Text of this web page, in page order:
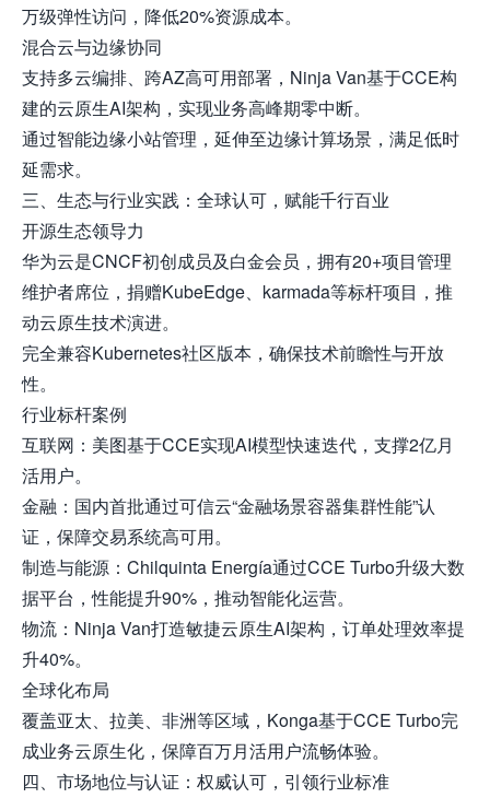
万级弹性访问，降低20%资源成本。
混合云与边缘协同
支持多云编排、跨AZ高可用部署，Ninja Van基于CCE构
建的云原生AI架构，实现业务高峰期零中断。
通过智能边缘小站管理，延伸至边缘计算场景，满足低时
延需求。
三、生态与行业实践：全球认可，赋能千行百业
开源生态领导力
华为云是CNCF初创成员及白金会员，拥有20+项目管理
维护者席位，捐赠KubeEdge、karmada等标杆项目，推
动云原生技术演进。
完全兼容Kubernetes社区版本，确保技术前瞻性与开放
性。
行业标杆案例
互联网：美图基于CCE实现AI模型快速迭代，支撑2亿月
活用户。
金融：国内首批通过可信云“金融场景容器集群性能”认
证，保障交易系统高可用。
制造与能源：Chilquinta Energía通过CCE Turbo升级大数
据平台，性能提升90%，推动智能化运营。
物流：Ninja Van打造敏捷云原生AI架构，订单处理效率提
升40%。
全球化布局
覆盖亚太、拉美、非洲等区域，Konga基于CCE Turbo完
成业务云原生化，保障百万月活用户流畅体验。
四、市场地位与认证：权威认可，引领行业标准